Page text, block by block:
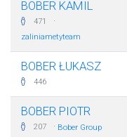
BOBER KAMIL
471 ·
zaliniametyteam
BOBER ŁUKASZ
446
BOBER PIOTR
207 · Bober Group